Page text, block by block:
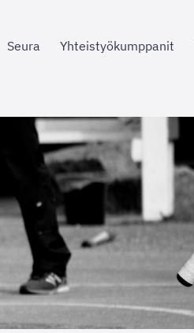
Seura Yhteistyökumppanit